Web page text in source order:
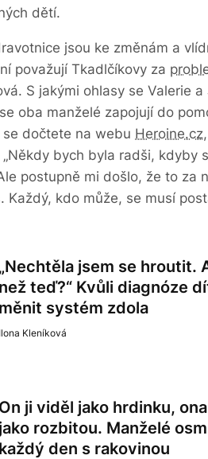
dětí.
jsou ke změnám a
považují Tkadlčíkovy za
S jakými ohlasy se Valerie
oba manželé zapojují do
dočtete na webu Heroine.cz
bych byla radši, kdyby
postupně mi došlo, že to za
Každý, kdo může, se musí
„Nechtěla jsem se hroutit.
než teď?“ Kvůli diagnóze
měnit systém zdola
Ilona Kleníková
On ji viděl jako hrdinku,
jako rozbitou. Manželé
každý den s rakovinou